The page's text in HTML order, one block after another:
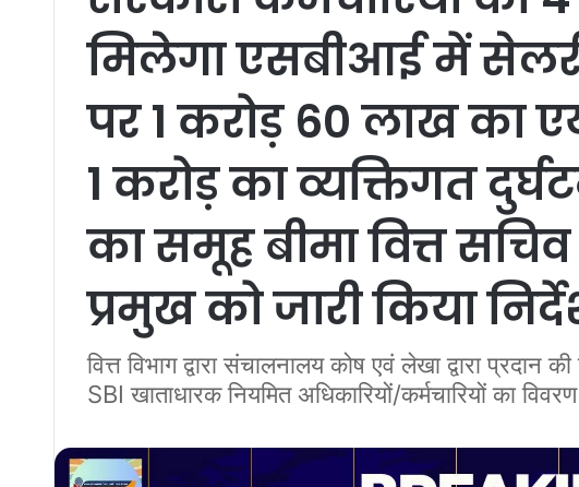
मिलेगा एसबीआई में
पर 1 करोड़ 60 लाख का
1 करोड़ का व्यक्तिगत
का समूह बीमा वित्त
प्रमुख को जारी किया
वित्त विभाग द्वारा संचालनालय कोष एवं लेखा द्वारा
SBI खाताधारक नियमित अधिकारियों/कर्मचारियों का